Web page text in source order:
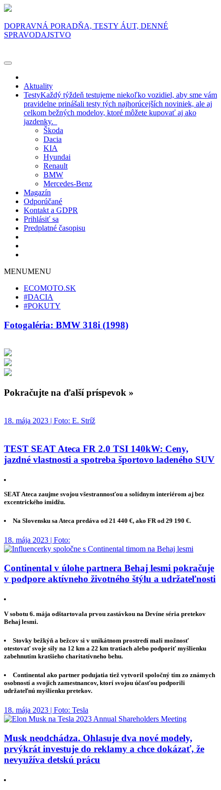
DOPRAVNÁ PORADŇA, TESTY ÁUT, DENNÉ
SPRAVODAJSTVO
Aktuality
TestyKaždý týždeň testujeme niekoľko vozidiel, aby sme vám
pravidelne prinášali testy tých najhorúcejších noviniek, ale aj
celkom bežných modelov, ktoré môžete kupovať aj ako
jazdenky.
Škoda
Dacia
KIA
Hyundai
Renault
BMW
Mercedes-Benz
Magazín
Odporúčané
Kontakt a GDPR
Prihlásiť sa
Predplatné časopisu
MENUMENU
ECOMOTO.SK
#DACIA
#POKUTY
Fotogaléria: BMW 318i (1998)
Pokračujte na ďalší príspevok »
18. mája 2023 | Foto: E. Stríž
TEST SEAT Ateca FR 2.0 TSI 140kW: Ceny,
jazdné vlastnosti a spotreba športovo ladeného SUV
SEAT Ateca zaujme svojou všestrannosťou a solídnym interiérom aj bez
excentrického imidžu.
Na Slovensku sa Ateca predáva od 21 440 €, ako FR od 29 190 €.
18. mája 2023 | Foto:
Continental v úlohe partnera Behaj lesmi pokračuje
v podpore aktívneho životného štýlu a udržateľnosti
V sobotu 6. mája odštartovala prvou zastávkou na Devíne séria pretekov
Behaj lesmi.
Stovky bežkýň a bežcov si v unikátnom prostredí mali možnosť
otestovať svoje sily na 12 km a 22 km tratiach alebo podporiť myšlienku
zabehnutím kratšieho charitatívneho behu.
Continental ako partner podujatia tiež vytvoril spoločný tím zo známych
osobností a svojich zamestnancov, ktorí svojou účasťou podporili
udržateľnú myšlienku pretekov.
18. mája 2023 | Foto: Tesla
Musk neodchádza. Ohlasuje dva nové modely,
prvýkrát investuje do reklamy a chce dokázať, že
nevyužíva detskú prácu